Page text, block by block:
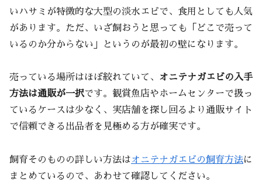
いハサミが特徴的な大型の淡水エビで、食用としても人気
があります。ただ、いざ飼おうと思っても「どこで売って
いるのか分からない」というのが最初の壁になります。
売っている場所はほぼ絞れていて、 オニテナガエビの入手
方法は通販が一択です。観賞魚店やホームセンターで扱っ
ているケースは少なく、実店舗を探し回るより通販サイト
で信頼できる出品者を見極める方が確実です。
飼育そのものの詳しい方法はオニテナガエビの飼育方法に
まとめているので、あわせて確認してください。